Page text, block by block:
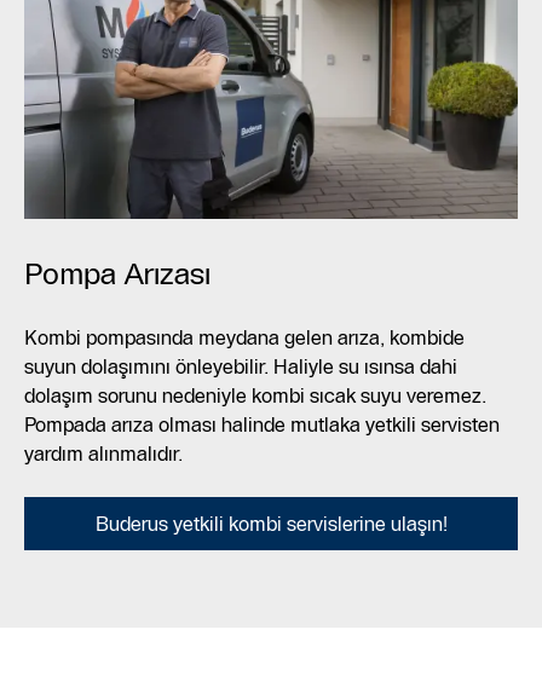
Pompa Arızası
Kombi pompasında meydana gelen arıza, kombide
suyun dolaşımını önleyebilir. Haliyle su ısınsa dahi
dolaşım sorunu nedeniyle kombi sıcak suyu veremez.
Pompada arıza olması halinde mutlaka yetkili servisten
yardım alınmalıdır.
Buderus yetkili kombi servislerine ulaşın!